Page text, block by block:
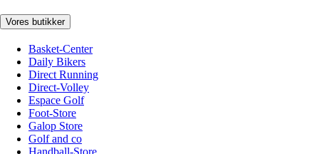
Vores butikker
Basket-Center
Daily Bikers
Direct Running
Direct-Volley
Espace Golf
Foot-Store
Galop Store
Golf and co